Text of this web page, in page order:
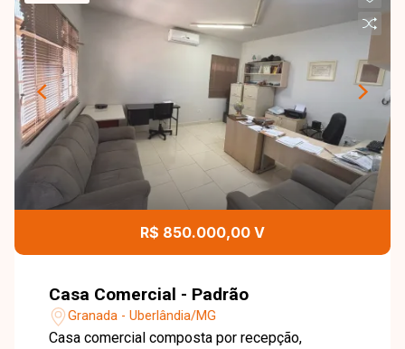
R$ 850.000,00 V
Casa Comercial - Padrão
Granada - Uberlândia/MG
Casa comercial composta por recepção,